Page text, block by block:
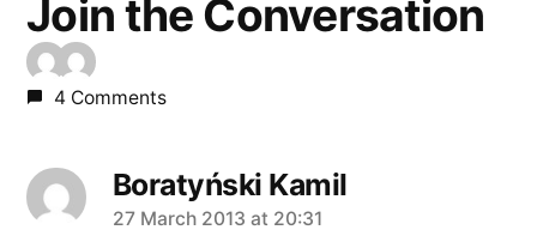
Join the Conversation
4 Comments
Boratyński Kamil
says:
27 March 2013 at 20:31